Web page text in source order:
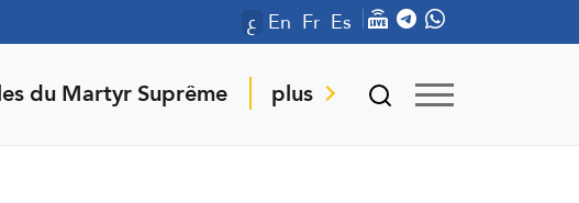
ع En Fr Es
du Martyr Suprême plus